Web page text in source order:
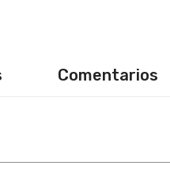
Comentarios